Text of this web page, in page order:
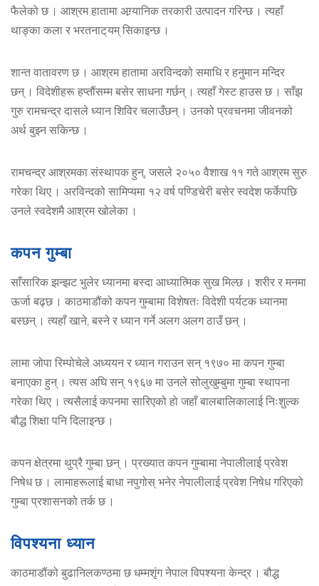
फैलेको छ । आश्रम हातामा अग्र्यानिक तरकारी उत्पादन गरिन्छ । त्यहाँ
थाङ्का कला र भरतनाट् यम् सिकाइन्छ ।
शान्त वातावरण छ । आश्रम हातामा अरविन्दको समाधि र हनुमान मन्दिर
छन् । विदेशीहरू हप्तौंसम्म बसेर साधना गर्छन् । त्यहाँ गेस्ट हाउस छ । साँझ
गुरु रामचन्द्र दासले ध्यान शिविर चलाउँछन् । उनको प्रवचनमा जीवनको
अर्थ बुझ्न सकिन्छ ।
रामचन्द्र आश्रमका संस्थापक हुन्, जसले २०५० वैशाख ११ गते आश्रम सुरु
गरेका थिए । अरविन्दको सामिप्यमा १२ वर्ष पण्डिचेरी बसेर स्वदेश फर्केपछि
उनले स्वदेशमै आश्रम खोलेका ।
कपन गुम्बा
साँसारिक झन्झट भुलेर ध्यानमा बस्दा आध्यात्मिक सुख मिल्छ । शरीर र मनमा
ऊर्जा बढ्छ । काठमाडौंको कपन गुम्बामा विशेषतः विदेशी पर्यटक ध्यानमा
बस्छन् । त्यहाँ खाने, बस्ने र ध्यान गर्ने अलग अलग ठाउँ छन् ।
लामा जोपा रिम्पोचेले अध्ययन र ध्यान गराउन सन् १९७० मा कपन गुम्बा
बनाएका हुन् । त्यस अघि सन् १९६७ मा उनले सोलुखुम्बुमा गुम्बा स्थापना
गरेका थिए । त्यसैलाई कपनमा सारिएको हो जहाँ बालबालिकालाई निःशुल्क
बौद्ध शिक्षा पनि दिलाइन्छ ।
कपन क्षेत्रमा थुप्रै गुम्बा छन् । प्रख्यात कपन गुम्बामा नेपालीलाई प्रवेश
निषेध छ । लामाहरूलाई बाधा नपुगोस् भनेर नेपालीलाई प्रवेश निषेध गरिएको
गुम्बा प्रशासनको तर्क छ ।
विपश्यना ध्यान
काठमाडौंको बुढानिलकण्ठमा छ धम्मशृंग नेपाल विपश्यना केन्द्र । बौद्ध